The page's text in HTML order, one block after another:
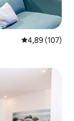
4,89 de uma
4,89 (107)